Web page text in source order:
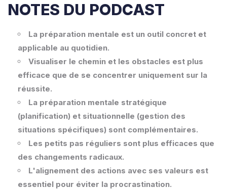
NOTES DU PODCAST
La préparation mentale est un outil concret et
applicable au quotidien.
Visualiser le chemin et les obstacles est plus
efficace que de se concentrer uniquement sur la
réussite.
La préparation mentale stratégique
(planification) et situationnelle (gestion des
situations spécifiques) sont complémentaires.
Les petits pas réguliers sont plus efficaces que
des changements radicaux.
L'alignement des actions avec ses valeurs est
essentiel pour éviter la procrastination.